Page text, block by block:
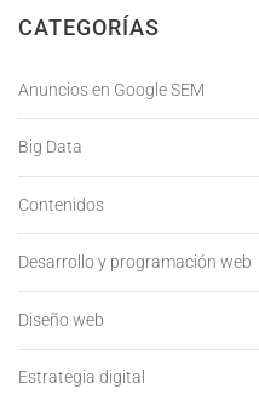
CATEGORÍAS
Anuncios en Google SEM
Big Data
Contenidos
Desarrollo y programación web
Diseño web
Estrategia digital